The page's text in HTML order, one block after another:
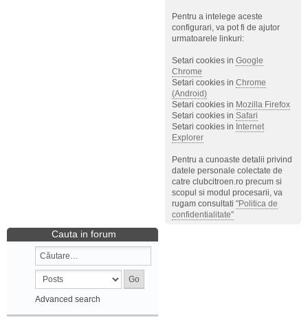
Pentru a intelege aceste
configurari, va pot fi de ajutor
urmatoarele linkuri:
Setari cookies in Google
Chrome
Setari cookies in Chrome
(Android)
Setari cookies in Mozilla Firefox
Setari cookies in Safari
Setari cookies in Internet
Explorer
Pentru a cunoaste detalii privind
datele personale colectate de
catre clubcitroen.ro precum si
scopul si modul procesarii, va
rugam consultati "Politica de
confidentialitate"
Cauta in forum
Advanced search